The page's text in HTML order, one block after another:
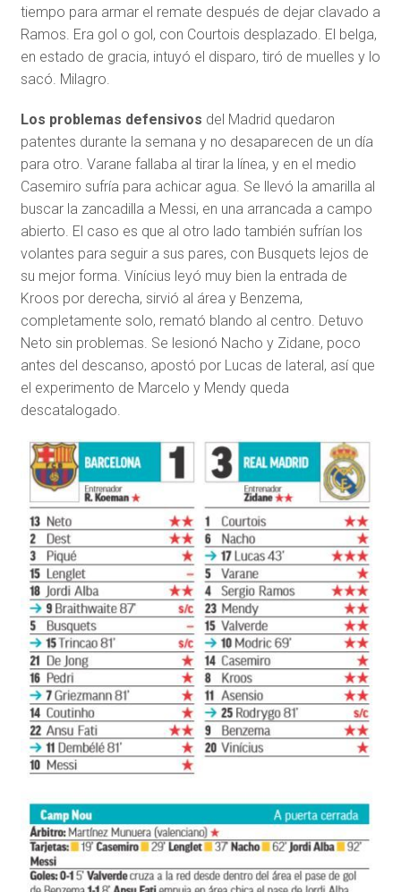
tiempo para armar el remate después de dejar clavado a
Ramos. Era gol o gol, con Courtois desplazado. El belga,
en estado de gracia, intuyó el disparo, tiró de muelles y lo
sacó. Milagro.
Los problemas defensivos del Madrid quedaron
patentes durante la semana y no desaparecen de un día
para otro. Varane fallaba al tirar la línea, y en el medio
Casemiro sufría para achicar agua. Se llevó la amarilla al
buscar la zancadilla a Messi, en una arrancada a campo
abierto. El caso es que al otro lado también sufrían los
volantes para seguir a sus pares, con Busquets lejos de
su mejor forma. Vinícius leyó muy bien la entrada de
Kroos por derecha, sirvió al área y Benzema,
completamente solo, remató blando al centro. Detuvo
Neto sin problemas. Se lesionó Nacho y Zidane, poco
antes del descanso, apostó por Lucas de lateral, así que
el experimento de Marcelo y Mendy queda
descatalogado.